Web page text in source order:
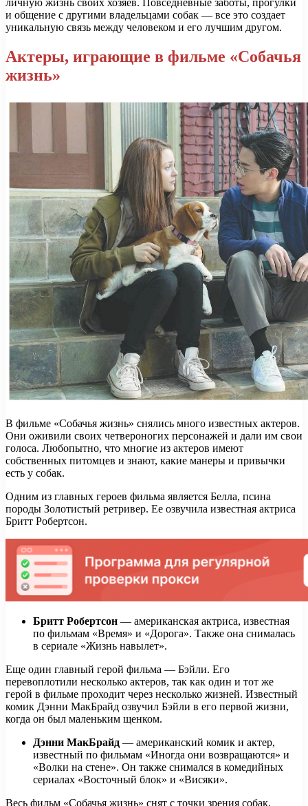
личную жизнь своих хозяев. Повседневные заботы, прогулки
и общение с другими владельцами собак — все это создает
уникальную связь между человеком и его лучшим другом.
Актеры, играющие в фильме «Собачья
жизнь»
В фильме «Собачья жизнь» снялись много известных актеров.
Они оживили своих четвероногих персонажей и дали им свои
голоса. Любопытно, что многие из актеров имеют
собственных питомцев и знают, какие манеры и привычки
есть у собак.
Одним из главных героев фильма является Белла, псина
породы Золотистый ретривер. Ее озвучила известная актриса
Бритт Робертсон.
Бритт Робертсон — американская актриса, известная
по фильмам «Время» и «Дорога». Также она снималась
в сериале «Жизнь навылет».
Еще один главный герой фильма — Бэйли. Его
перевоплотили несколько актеров, так как один и тот же
герой в фильме проходит через несколько жизней. Известный
комик Дэнни МакБрайд озвучил Бэйли в его первой жизни,
когда он был маленьким щенком.
Дэнни МакБрайд — американский комик и актер,
известный по фильмам «Иногда они возвращаются» и
«Волки на стене». Он также снимался в комедийных
сериалах «Восточный блок» и «Висяки».
Весь фильм «Собачья жизнь» снят с точки зрения собак,